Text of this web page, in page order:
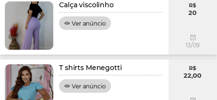
Calça viscolinho
Ver anúncio
R$
20
13/09
T shirts Menegotti
Ver anúncio
R$
22,00